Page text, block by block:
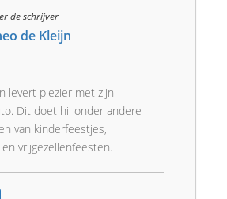
de schrijver
de Kleijn
levert plezier met zijn
Dit doet hij onder andere
van kinderfeestjes,
vrijgezellenfeesten.